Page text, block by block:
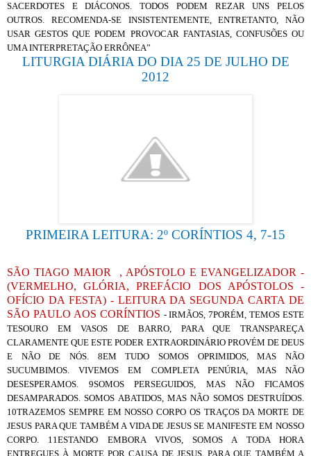
SACERDOTES E DIÁCONOS. TODOS PODEM REZAR UNS PELOS
OUTROS. RECOMENDA-SE INSISTENTEMENTE, ENTRETANTO, NÃO
USAR GESTOS QUE PODEM PROVOCAR FANTASIAS, CONFUSÕES OU
UMA INTERPRETAÇÃO ERRÔNEA”
LITURGIA DIÁRIA DO DIA 25 DE JULHO DE
2012
PRIMEIRA LEITURA: 2º CORÍNTIOS 4, 7-15
SÃO TIAGO MAIOR
, APÓSTOLO E EVANGELIZADOR -
(VERMELHO, GLÓRIA, PREFÁCIO DOS APÓSTOLOS -
OFÍCIO DA FESTA) - LEITURA DA SEGUNDA CARTA DE
SÃO PAULO AOS CORÍNTIOS - IRMÃOS, 7PORÉM, TEMOS ESTE
TESOURO EM VASOS DE BARRO, PARA QUE TRANSPAREÇA
CLARAMENTE QUE ESTE PODER EXTRAORDINÁRIO PROVÉM DE DEUS
E NÃO DE NÓS. 8EM TUDO SOMOS OPRIMIDOS, MAS NÃO
SUCUMBIMOS. VIVEMOS EM COMPLETA PENÚRIA, MAS NÃO
DESESPERAMOS. 9SOMOS PERSEGUIDOS, MAS NÃO FICAMOS
DESAMPARADOS. SOMOS ABATIDOS, MAS NÃO SOMOS DESTRUÍDOS.
10TRAZEMOS SEMPRE EM NOSSO CORPO OS TRAÇOS DA MORTE DE
JESUS PARA QUE TAMBÉM A VIDA DE JESUS SE MANIFESTE EM NOSSO
CORPO. 11ESTANDO EMBORA VIVOS, SOMOS A TODA HORA
ENTREGUES À MORTE POR CAUSA DE JESUS, PARA QUE TAMBÉM A